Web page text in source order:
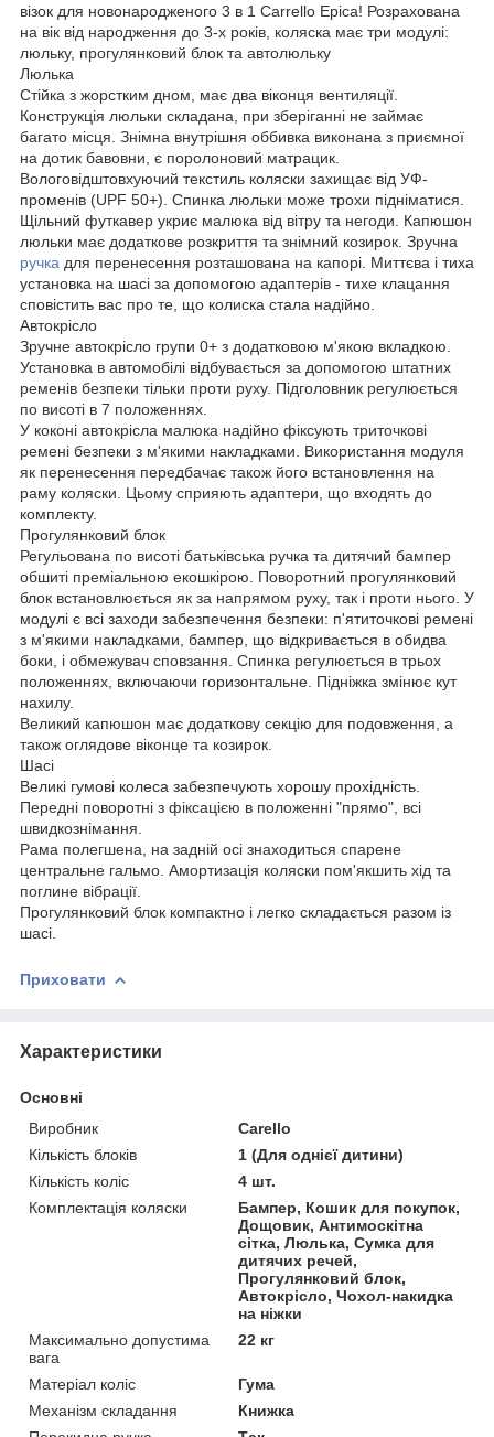
візок для новонародженого 3 в 1 Carrello Epica! Розрахована
на вік від народження до 3-х років, коляска має три модулі:
люльку, прогулянковий блок та автолюльку
Люлька
Стійка з жорстким дном, має два віконця вентиляції.
Конструкція люльки складана, при зберіганні не займає
багато місця. Знімна внутрішня оббивка виконана з приємної
на дотик бавовни, є поролоновий матрацик.
Вологовідштовхуючий текстиль коляски захищає від УФ-
променів (UPF 50+). Спинка люльки може трохи підніматися.
Щільний футкавер укриє малюка від вітру та негоди. Капюшон
люльки має додаткове розкриття та знімний козирок. Зручна
ручка для перенесення розташована на капорі. Миттєва і тиха
установка на шасі за допомогою адаптерів - тихе клацання
сповістить вас про те, що колиска стала надійно.
Автокрісло
Зручне автокрісло групи 0+ з додатковою м'якою вкладкою.
Установка в автомобілі відбувається за допомогою штатних
ременів безпеки тільки проти руху. Підголовник регулюється
по висоті в 7 положеннях.
У коконі автокрісла малюка надійно фіксують триточкові
ремені безпеки з м'якими накладками. Використання модуля
як перенесення передбачає також його встановлення на
раму коляски. Цьому сприяють адаптери, що входять до
комплекту.
Прогулянковий блок
Регульована по висоті батьківська ручка та дитячий бампер
обшиті преміальною екошкірою. Поворотний прогулянковий
блок встановлюється як за напрямом руху, так і проти нього. У
модулі є всі заходи забезпечення безпеки: п'ятиточкові ремені
з м'якими накладками, бампер, що відкривається в обидва
боки, і обмежувач сповзання. Спинка регулюється в трьох
положеннях, включаючи горизонтальне. Підніжка змінює кут
нахилу.
Великий капюшон має додаткову секцію для подовження, а
також оглядове віконце та козирок.
Шасі
Великі гумові колеса забезпечують хорошу прохідність.
Передні поворотні з фіксацією в положенні "прямо", всі
швидкознімання.
Рама полегшена, на задній осі знаходиться спарене
центральне гальмо. Амортизація коляски пом'якшить хід та
поглине вібрації.
Прогулянковий блок компактно і легко складається разом із
шасі.
Приховати
Характеристики
Основні
Виробник
Carello
Кількість блоків
1 (Для однієї дитини)
Кількість коліс
4 шт.
Комплектація коляски
Бампер, Кошик для покупок,
Дощовик, Антимоскітна
сітка, Люлька, Сумка для
дитячих речей,
Прогулянковий блок,
Автокрісло, Чохол-накидка
на ніжки
Максимально допустима
вага
22 кг
Матеріал коліс
Гума
Механізм складання
Книжка